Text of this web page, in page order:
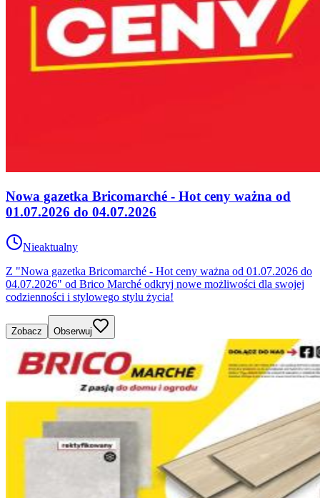
Nowa gazetka Bricomarché - Hot ceny ważna od
01.07.2026 do 04.07.2026
Nieaktualny
Z "Nowa gazetka Bricomarché - Hot ceny ważna od 01.07.2026 do
04.07.2026" od Brico Marché odkryj nowe możliwości dla swojej
codzienności i stylowego stylu życia!
Zobacz Obserwuj